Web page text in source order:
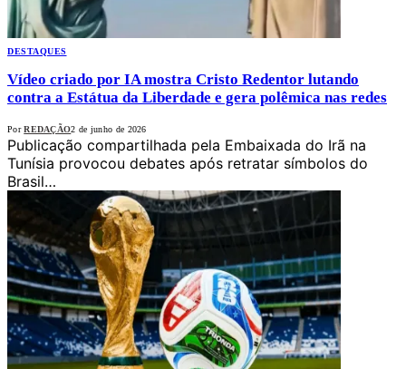
DESTAQUES
Vídeo criado por IA mostra Cristo Redentor lutando
contra a Estátua da Liberdade e gera polêmica nas redes
Por REDAÇÃO2 de junho de 2026
Publicação compartilhada pela Embaixada do Irã na
Tunísia provocou debates após retratar símbolos do
Brasil…